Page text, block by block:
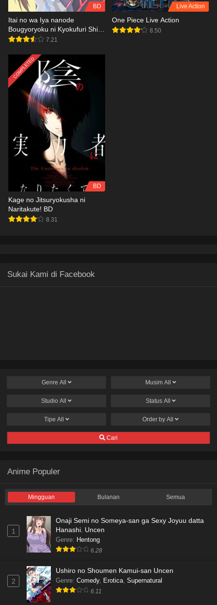
BD
Itai no wa Iya nanode
Bougyoryoku ni Kyokufuri Shitai
to Omoimasu. Season 2 BD
7.21
Live Action
One Piece Live Action
8.50
COMPLETED
BD
Kage no Jitsuryokusha ni
Naritakute! BD
8.31
Sukai Kami di Facebook
Genre All Musim All
Studio All Status All
Tipe All Order by All
Cari
Anime Populer
Mingguan Bulanan Semua
1
Onaji Semi no Someya-san ga Sexy Joyuu datta
Hanashi. Uncen
Genre: Hentong
6.28
2
Ushiro no Shoumen Kamui-san Uncen
Genre: Comedy, Erotica Supernatural
6.11